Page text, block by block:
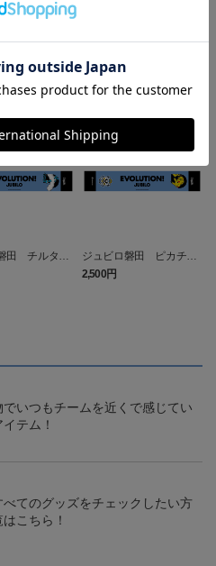
田 チルタリ
フラー
NEW
ジュビロ磐田 ピカチュ
ウ タオルマフラー
2,500円
いつもチームを近くで感じてい
テム！
べてのグッズをチェックしたい方
こちら！